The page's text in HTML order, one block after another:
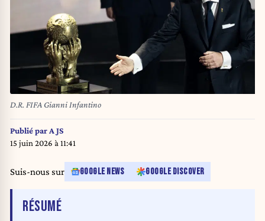
D.R. FIFA Gianni Infantino
Publié par A JS
15 juin 2026 à 11:41
Suis-nous sur GOOGLE NEWS GOOGLE DISCOVER
RÉSUMÉDE L'ARTICLE